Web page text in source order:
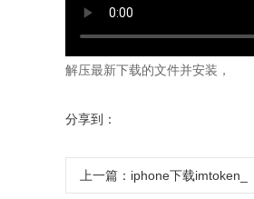
解压最新下载的文件并安装，
分享到：
上一篇： iphone下载imtoken_